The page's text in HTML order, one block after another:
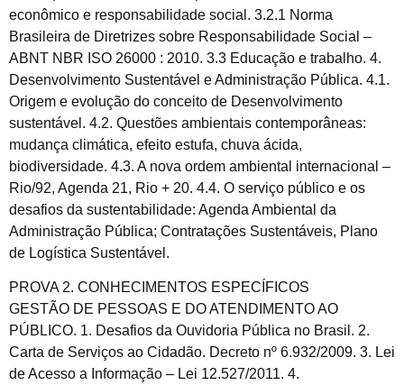
econômico e responsabilidade social. 3.2.1 Norma
Brasileira de Diretrizes sobre Responsabilidade Social –
ABNT NBR ISO 26000 : 2010. 3.3 Educação e trabalho. 4.
Desenvolvimento Sustentável e Administração Pública. 4.1.
Origem e evolução do conceito de Desenvolvimento
sustentável. 4.2. Questões ambientais contemporâneas:
mudança climática, efeito estufa, chuva ácida,
biodiversidade. 4.3. A nova ordem ambiental internacional –
Rio/92, Agenda 21, Rio + 20. 4.4. O serviço público e os
desafios da sustentabilidade: Agenda Ambiental da
Administração Pública; Contratações Sustentáveis, Plano
de Logística Sustentável.
PROVA 2. CONHECIMENTOS ESPECÍFICOS
GESTÃO DE PESSOAS E DO ATENDIMENTO AO
PÚBLICO. 1. Desafios da Ouvidoria Pública no Brasil. 2.
Carta de Serviços ao Cidadão. Decreto nº 6.932/2009. 3. Lei
de Acesso a Informação – Lei 12.527/2011. 4.